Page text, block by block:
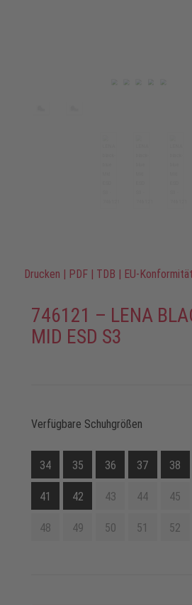
Drucken | PDF | TDB | EU-
746121 – LENA
MID ESD S3
Verfügbare Schuhgrößen
34 35 36 37 38
41 42 43 44 45
48 49 50 51 52